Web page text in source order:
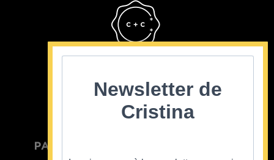
PARTICULIER
Newsletter de
Cristina